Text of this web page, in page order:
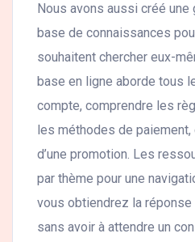
Nous avons aussi créé une
base de connaissances
souhaitent chercher eux-
base en ligne aborde tous
compte, comprendre les
les méthodes de
d’une promotion. Les
par thème pour une
vous obtiendrez la
sans avoir à attendre un